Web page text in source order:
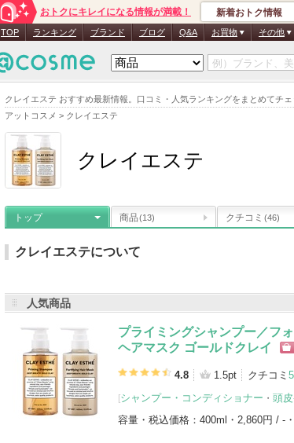
クレイエステ おすすめ最新情報。口コミ・人気ランキングをまとめてチェ
アットコスメ > クレイエステ
おトクにキレイになる情報が満載！ 新着おトク情報
TOP ランキング ブランド ブログ Q&A お買物 その他
クレイエステ
トップ 商品(13) クチコミ (46)
クレイエステについて
メーカー名：
クレイエステの登録商品 (13件)
登録アイテムカテゴリ
シャンプー・コンディショナー（5） 頭皮ケア（5）
アウトバストリートメント（2）
人気商品
プライミングシャンプー／フ
ヘアマスク ゴールドクレイ
グ
4.8 1.5pt クチコミ
[シャンプー・コンディショナー ・ 頭
容量・税込価格： 400ml・2,860円 / -